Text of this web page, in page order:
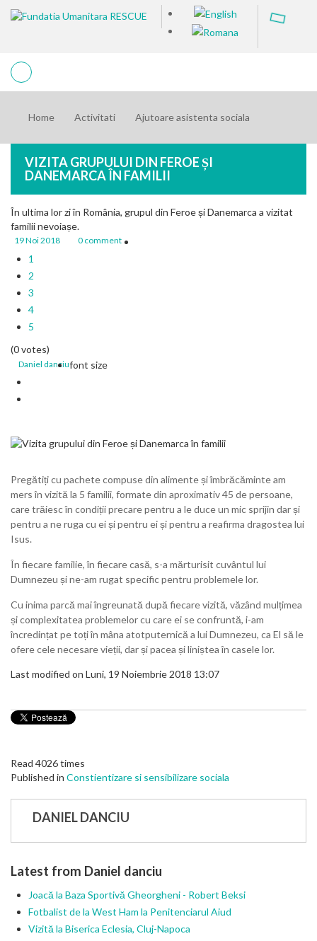
Home Activitati Ajutoare asistenta sociala
VIZITA GRUPULUI DIN FEROE ȘI
DANEMARCA ÎN FAMILII
În ultima lor zi în România, grupul din Feroe și Danemarca a vizitat
familii nevoiașe.
19 Noi 2018 0 comment
1
2
3
4
5
(0 votes)
Daniel danciufont size
Pregătiți cu pachete compuse din alimente și îmbrăcăminte am
mers în vizită la 5 familii, formate din aproximativ 45 de persoane,
care trăiesc în condiții precare pentru a le duce un mic sprijin dar și
pentru a ne ruga cu ei și pentru ei și pentru a reafirma dragostea lui
Isus.
În fiecare familie, în fiecare casă, s-a mărturisit cuvântul lui
Dumnezeu și ne-am rugat specific pentru problemele lor.
Cu inima parcă mai îngreunată după fiecare vizită, văzând mulțimea
și complexitatea problemelor cu care ei se confruntă, i-am
încredințat pe toți în mâna atotputernică a lui Dumnezeu, ca El să le
ofere cele necesare vieții, dar și pacea și liniștea în casele lor.
Last modified on Luni, 19 Noiembrie 2018 13:07
Read 4026 times
Published in Constientizare si sensibilizare sociala
DANIEL DANCIU
Latest from Daniel danciu
Joacă la Baza Sportivă Gheorgheni - Robert Beksi
Fotbalist de la West Ham la Penitenciarul Aiud
Vizită la Biserica Eclesia, Cluj-Napoca